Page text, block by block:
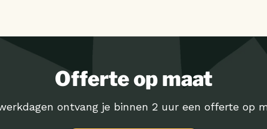
Offerte op maat
ontvang je binnen 2 uur een offerte op